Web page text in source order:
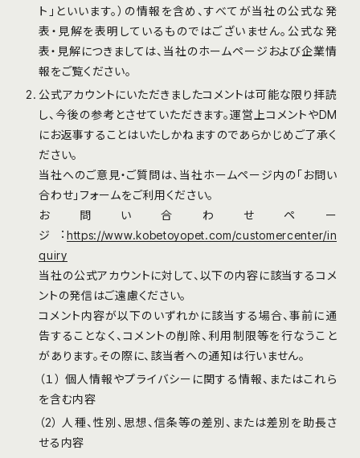
ト」といいます。）の情報を含め、すべてが当社の公式な発
表・⾒解を表明しているものではございません。公式な発
表・⾒解につきましては、当社のホームページおよび企業情
報をご覧ください。
公式アカウントにいただきましたコメントは可能な限り拝読
し、今後の参考とさせていただきます。運営上コメントやDM
にお返事することはいたしかねますのであらかじめご了承く
ださい。
当社へのご意⾒・ご質問は、当社ホームページ内の「お問い
合わせ」フォームをご利⽤ください。
お問い合わせペー
ジ︓ https://www.kobetoyopet.com/customercenter/in
quiry
当社の公式アカウントに対して、以下の内容に該当するコメ
ントの発信はご遠慮ください。
コメント内容が以下のいずれかに該当する場合、事前に通
告することなく、コメントの削除、利⽤制限等を⾏なうこと
があります。その際に、該当者への通知は⾏いません。
（１） 個人情報やプライバシーに関する情報、またはこれら
を含む内容
（2） 人種、性別、思想、信条等の差別、または差別を助⻑さ
せる内容